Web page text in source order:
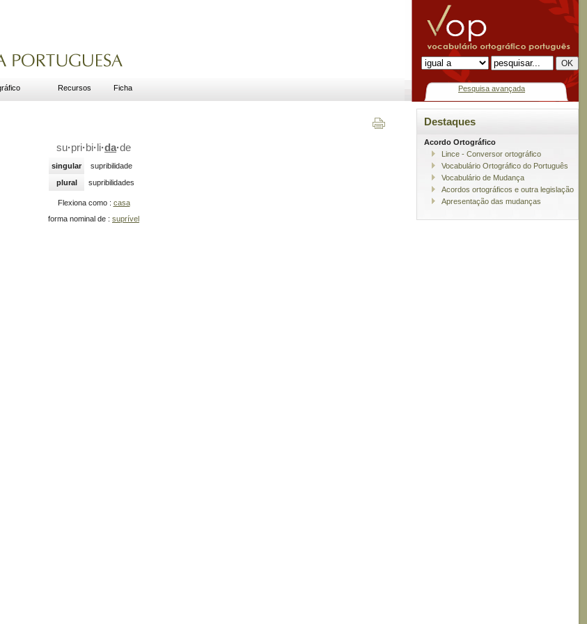
Recursos Ficha Pesquisa avançada
su·pri· bi· li·da·de
singular
supribilidade
plural
supribilidades
Flexiona como : casa
forma nominal de : suprível
Destaques
Acordo Ortográfico
Lince - Conversor ortográfico
Vocabulário Ortográfico do Português
Vocabulário de Mudança
Acordos ortográficos e outra legislação
Apresentação das mudanças